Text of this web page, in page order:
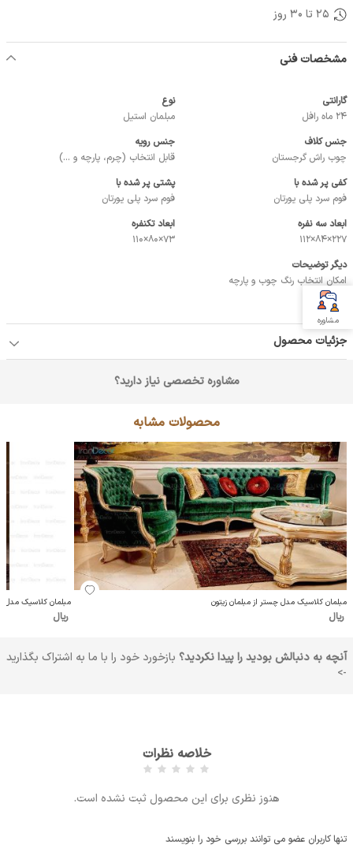
25 تا 30 روز
مشخصات فنی
گارانتی
24 ماه رافل
نوع
مبلمان استیل
جنس کلاف
چوب راش گرجستان
جنس رویه
قابل انتخاب (چرم، پارچه و ...)
کفی پر شده با
فوم سرد پلی یورتان
پشتی پر شده با
فوم سرد پلی یورتان
ابعاد سه نفره
227×84×112
ابعاد تکنفره
73×80×110
دیگر توضیحات
امکان انتخاب رنگ چوب و پارچه
جزئیات محصول
مشاوره تخصصی نیاز دارید؟
محصولات مشابه
مبلمان کلاسیک مدل چستر از مبلمان زیتون
ریال
مبلمان کلاسیک مدل
ریال
آنچه به دنبالش بودید را پیدا نکردید؟ بازخورد خود را با ما به اشتراک بگذارید
->
خلاصه نظرات
هنوز نظری برای این محصول ثبت نشده است.
تنها کاربران عضو می توانند بررسی خود را بنویسند
مشاوره